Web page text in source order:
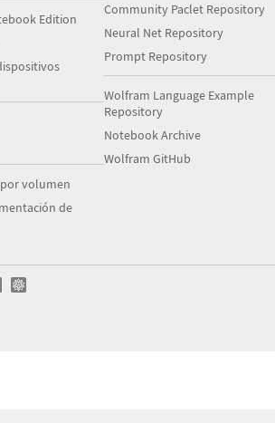
Edition
volumen
de
Community Paclet Repository
Neural Net Repository
Prompt Repository
Wolfram Language Example
Repository
Notebook Archive
Wolfram GitHub